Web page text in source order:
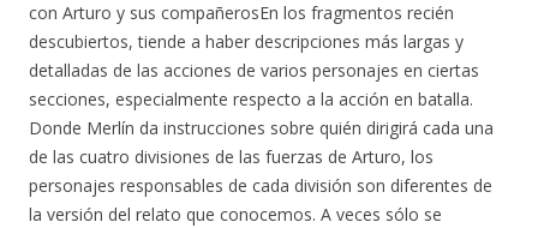
con Arturo y sus compañerosEn los fragmentos recién
descubiertos, tiende a haber descripciones más largas y
detalladas de las acciones de varios personajes en ciertas
secciones, especialmente respecto a la acción en batalla.
Donde Merlín da instrucciones sobre quién dirigirá cada una
de las cuatro divisiones de las fuerzas de Arturo, los
personajes responsables de cada división son diferentes de
la versión del relato que conocemos. A veces sólo se